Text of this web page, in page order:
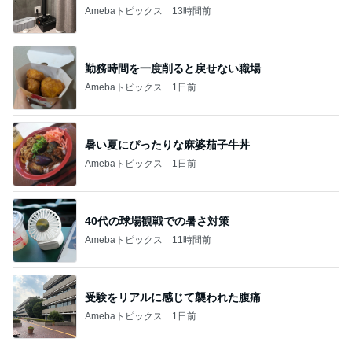
Amebaトピックス 13時間前
勤務時間を一度削ると戻せない職場
Amebaトピックス 1日前
暑い夏にぴったりな麻婆茄子牛丼
Amebaトピックス 1日前
40代の球場観戦での暑さ対策
Amebaトピックス 11時間前
受験をリアルに感じて襲われた腹痛
Amebaトピックス 1日前